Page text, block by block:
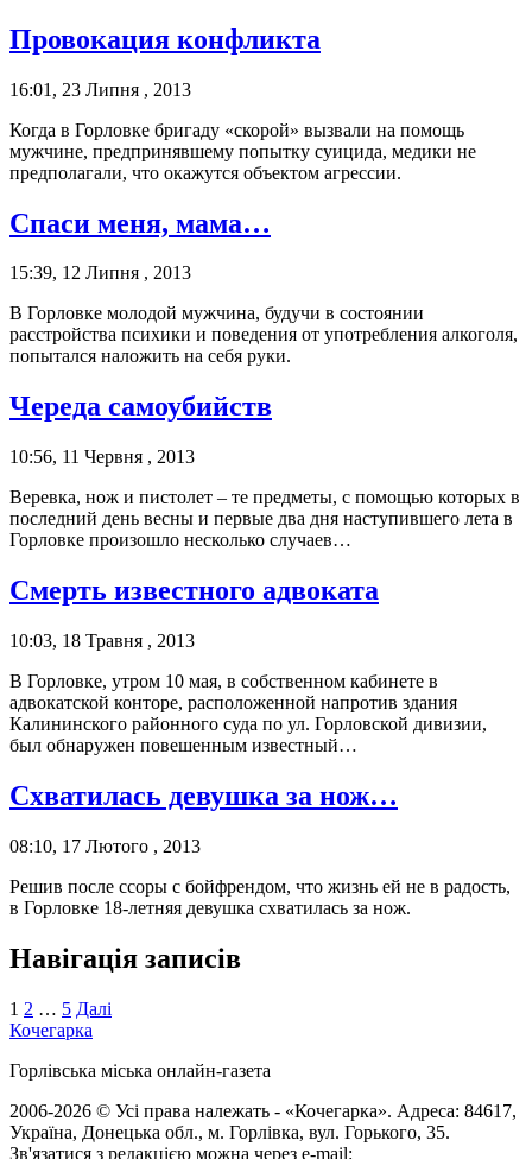
Провокация конфликта
16:01, 23 Липня , 2013
Когда в Горловке бригаду «скорой» вызвали на помощь
мужчине, предпринявшему попытку суицида, медики не
предполагали, что окажутся объектом агрессии.
Спаси меня, мама…
15:39, 12 Липня , 2013
В Горловке молодой мужчина, будучи в состоянии
расстройства психики и поведения от употребления алкоголя,
попытался наложить на себя руки.
Череда самоубийств
10:56, 11 Червня , 2013
Веревка, нож и пистолет – те предметы, с помощью которых в
последний день весны и первые два дня наступившего лета в
Горловке произошло несколько случаев…
Смерть известного адвоката
10:03, 18 Травня , 2013
В Горловке, утром 10 мая, в собственном кабинете в
адвокатской конторе, расположенной напротив здания
Калининского районного суда по ул. Горловской дивизии,
был обнаружен повешенным известный…
Схватилась девушка за нож…
08:10, 17 Лютого , 2013
Решив после ссоры с бойфрендом, что жизнь ей не в радость,
в Горловке 18-летняя девушка схватилась за нож.
Навігація записів
1 2 … 5 Далі
Кочегарка
Горлівська міська онлайн-газета
2006-2026 © Усі права належать - «Кочегарка». Адреса: 84617,
Україна, Донецька обл., м. Горлівка, вул. Горького, 35.
Зв'язатися з редакцією можна через e-mail: